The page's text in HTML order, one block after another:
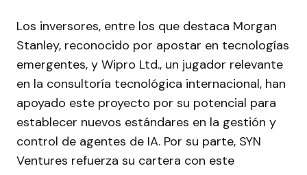
Los inversores, entre los que destaca Morgan
Stanley, reconocido por apostar en tecnologías
emergentes, y Wipro Ltd., un jugador relevante
en la consultoría tecnológica internacional, han
apoyado este proyecto por su potencial para
establecer nuevos estándares en la gestión y
control de agentes de IA. Por su parte, SYN
Ventures refuerza su cartera con este